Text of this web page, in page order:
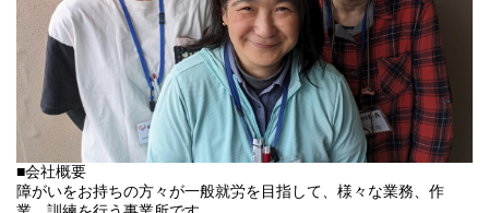
■会社概要
障がいをお持ちの方々が一般就労を目指して、様々な業務、作